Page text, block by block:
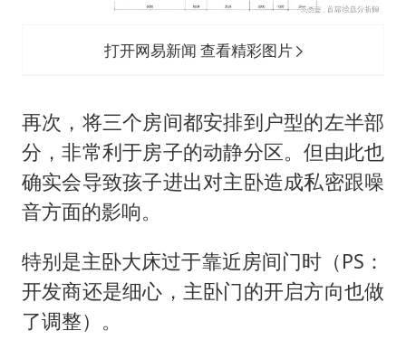
打开网易新闻 查看精彩图片
再次，将三个房间都安排到户型的左半部
分，非常利于房子的动静分区。但由此也
确实会导致孩子进出对主卧造成私密跟噪
音方面的影响。
特别是主卧大床过于靠近房间门时（PS：
开发商还是细心，主卧门的开启方向也做
了调整）。